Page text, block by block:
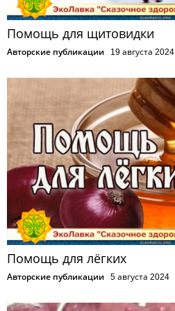
Помощь для щитовидки
Авторские публикации 19 августа 2024
Помощь для лёгких
Авторские публикации 5 августа 2024